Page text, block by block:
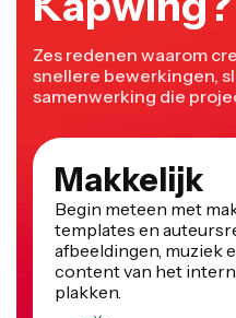
Zes redenen waarom
snellere bewerkingen,
samenwerking die
Makkelijk
Begin meteen met
templates en
afbeeldingen, muziek
content van het
plakken.